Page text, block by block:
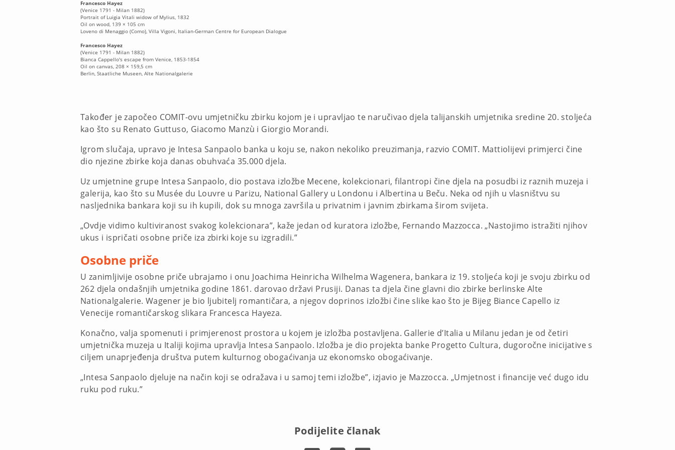
Francesco Hayez
(Venice 1791 - Milan 1882)
Portrait of Luigia Vitali widow of Mylius, 1832
Oil on wood, 139 × 105 cm
Loveno di Menaggio (Como), Villa Vigoni, Italian-German Centre for European Dialogue
Francesco Hayez
(Venice 1791 - Milan 1882)
Bianca Cappello's escape from Venice, 1853-1854
Oil on canvas, 208 × 159,5 cm
Berlin, Staatliche Museen, Alte Nationalgalerie
Također je započeo COMIT-ovu umjetničku zbirku kojom je i upravljao te naručivao djela talijanskih umjetnika sredine 20. stoljeća
kao što su Renato Guttuso, Giacomo Manzù i Giorgio Morandi.
Igrom slučaja, upravo je Intesa Sanpaolo banka u koju se, nakon nekoliko preuzimanja, razvio COMIT. Mattiolijevi primjerci čine
dio njezine zbirke koja danas obuhvaća 35.000 djela.
Uz umjetnine grupe Intesa Sanpaolo, dio postava izložbe Mecene, kolekcionari, filantropi čine djela na posudbi iz raznih muzeja i
galerija, kao što su Musée du Louvre u Parizu, National Gallery u Londonu i Albertina u Beču. Neka od njih u vlasništvu su
nasljednika bankara koji su ih kupili, dok su mnoga završila u privatnim i javnim zbirkama širom svijeta.
„Ovdje vidimo kultiviranost svakog kolekcionara”, kaže jedan od kuratora izložbe, Fernando Mazzocca. „Nastojimo istražiti njihov
ukus i ispričati osobne priče iza zbirki koje su izgradili.”
Osobne priče
U zanimljivije osobne priče ubrajamo i onu Joachima Heinricha Wilhelma Wagenera, bankara iz 19. stoljeća koji je svoju zbirku od
262 djela ondašnjih umjetnika godine 1861. darovao državi Prusiji. Danas ta djela čine glavni dio zbirke berlinske Alte
Nationalgalerie. Wagener je bio ljubitelj romantičara, a njegov doprinos izložbi čine slike kao što je Bijeg Biance Capello iz
Venecije romantičarskog slikara Francesca Hayeza.
Konačno, valja spomenuti i primjerenost prostora u kojem je izložba postavljena. Gallerie d’Italia u Milanu jedan je od četiri
umjetnička muzeja u Italiji kojima upravlja Intesa Sanpaolo. Izložba je dio projekta banke Progetto Cultura, dugoročne inicijative s
ciljem unaprjeđenja društva putem kulturnog obogaćivanja uz ekonomsko obogaćivanje.
„Intesa Sanpaolo djeluje na način koji se odražava i u samoj temi izložbe”, izjavio je Mazzocca. „Umjetnost i financije već dugo idu
ruku pod ruku.”
Podijelite članak